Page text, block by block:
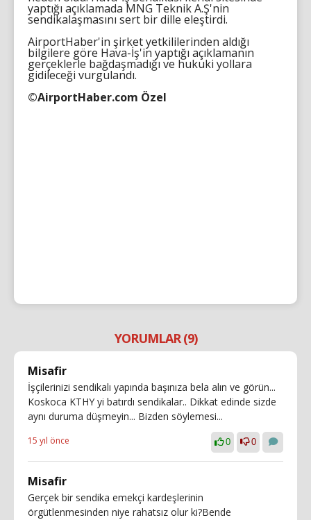
yaptığı açıklamada MNG Teknik A.Ş'nin
sendikalaşmasını sert bir dille eleştirdi.
AirportHaber'in şirket yetkililerinden aldığı
bilgilere göre Hava-İş'in yaptığı açıklamanın
gerçeklerle bağdaşmadığı ve hukuki yollara
gidileceği vurgulandı.
©AirportHaber.com Özel
YORUMLAR (9)
Misafir
İşçilerinizi sendikalı yapında başınıza bela alın ve görün...
Koskoca KTHY yi batırdı sendikalar.. Dikkat edinde sizde
aynı duruma düşmeyin... Bizden söylemesi...
15 yıl önce 0 0
Misafir
Gerçek bir sendika emekçi kardeşlerinin
örgütlenmesinden niye rahatsız olur ki?Bende